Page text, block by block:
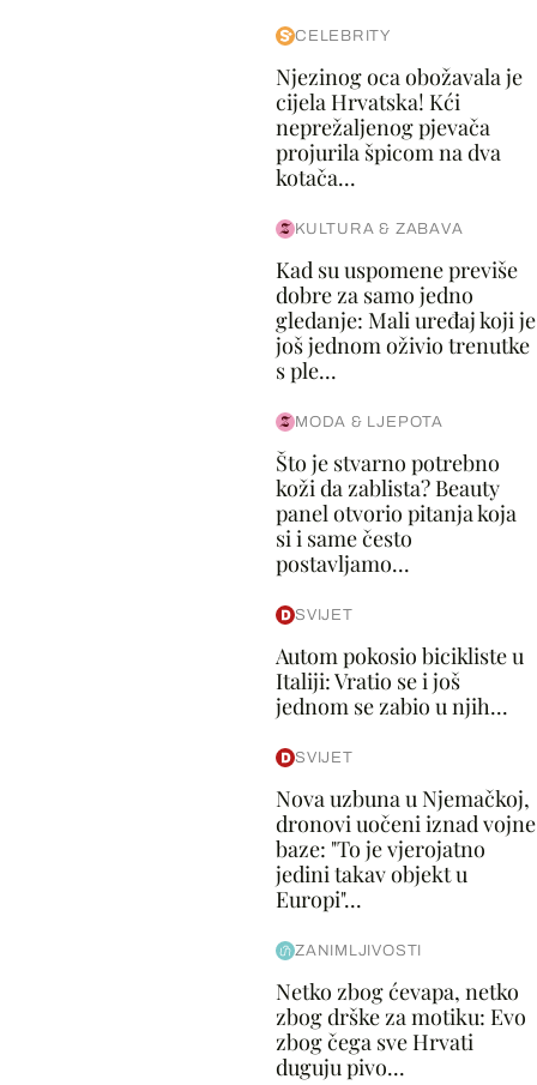
CELEBRITY
Njezinog oca obožavala je
cijela Hrvatska! Kći
neprežaljenog pjevača
projurila špicom na dva
kotača...
KULTURA & ZABAVA
Kad su uspomene previše
dobre za samo jedno
gledanje: Mali uređaj koji je
još jednom oživio trenutke
s ple...
MODA & LJEPOTA
Što je stvarno potrebno
koži da zablista? Beauty
panel otvorio pitanja koja
si i same često
postavljamo...
SVIJET
Autom pokosio bicikliste u
Italiji: Vratio se i još
jednom se zabio u njih...
SVIJET
Nova uzbuna u Njemačkoj,
dronovi uočeni iznad vojne
baze: "To je vjerojatno
jedini takav objekt u
Europi"...
ZANIMLJIVOSTI
Netko zbog ćevapa, netko
zbog drške za motiku: Evo
zbog čega sve Hrvati
duguju pivo...